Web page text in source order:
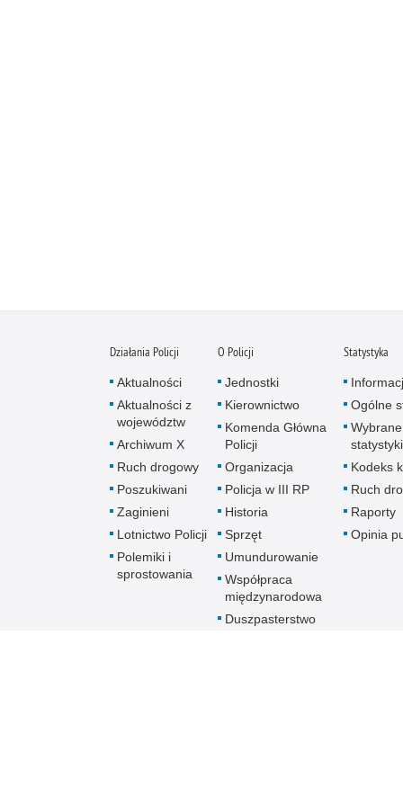
Działania Policji
Aktualności
Aktualności z
województw
Archiwum X
Ruch drogowy
Poszukiwani
Zaginieni
Lotnictwo Policji
Polemiki i
sprostowania
O Policji
Jednostki
Kierownictwo
Komenda Główna
Policji
Organizacja
Policja w III RP
Historia
Sprzęt
Umundurowanie
Współpraca
międzynarodowa
Duszpasterstwo
Statystyka
Ogólne
Wybrane
statystyki
Kodeks
Ruch
Raporty
Opinia